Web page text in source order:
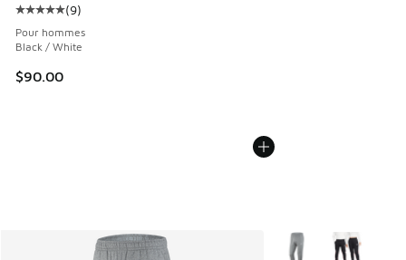
Cote moyenne du client - [5 sur 5 étoiles], 9 commentaires
(9)
Pour hommes
Black / White
$90.00
Plus de couleurs